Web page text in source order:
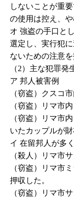
しないことが重
の使用は控え、
オ 強盗の手口と
選定し、実行犯
ないための注意
（2）主な犯罪発
ア 邦人被害例
（窃盗）クスコ
（窃盗）リマ市
（窃盗）リマ市
いたカップルが
イ 在留邦人が多
（殺人）リマ市
（窃盗）リマ市
押収した。
（窃盗）リマ市